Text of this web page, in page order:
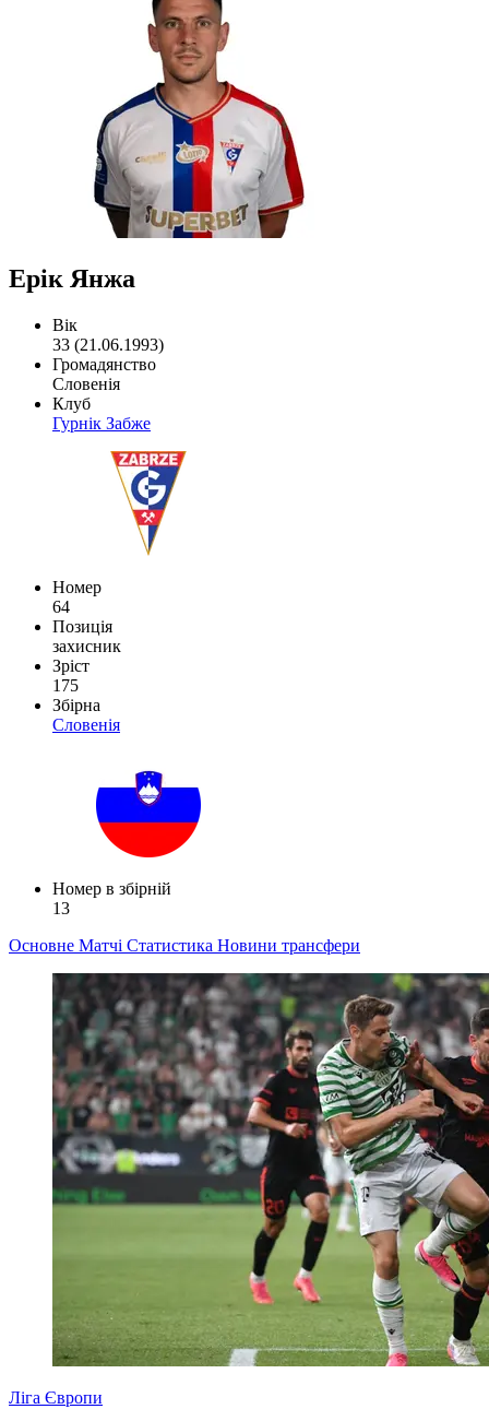
Ерік Янжа
Вік
33 (21.06.1993)
Громадянство
Словенія
Клуб
Гурнік Забже
Номер
64
Позиція
захисник
Зріст
175
Збірна
Словенія
Номер в збірній
13
Основне Матчі Статистика Новини трансфери
Ліга Європи